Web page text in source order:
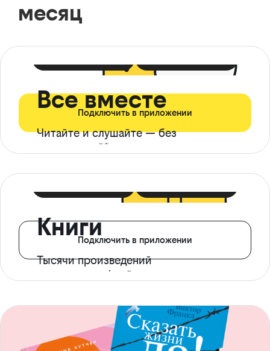
месяц
Все вместе
Читайте и слушайте — без
ограничений*
Подключить в приложении
Книги
Тысячи произведений
с доступом офлайн
Подключить в приложении